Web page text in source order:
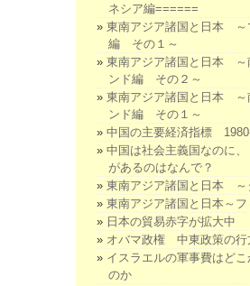
ネシア編======
東南アジア諸国と日本 ～
編 その１～
東南アジア諸国と日本 ～
ンド編 その２～
東南アジア諸国と日本 ～
ンド編 その１～
中国の主要経済指標
中国は社会主義国なのに、
があるのはなんで？
東南アジア諸国と日本 ～
東南アジア諸国と日本～フ
日本の貿易赤字が拡大中
オバマ政権 中東政策の行
イスラエルの軍事費はど
のか